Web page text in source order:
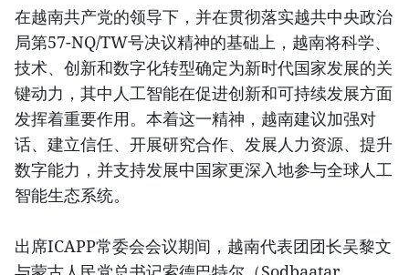
在越南共产党的领导下，并在贯彻落实越共中央政治
局第57-NQ/TW号决议精神的基础上，越南将科学、
技术、创新和数字化转型确定为新时代国家发展的关
键动力，其中人工智能在促进创新和可持续发展方面
发挥着重要作用。本着这一精神，越南建议加强对
话、建立信任、开展研究合作、发展人力资源、提升
数字能力，并支持发展中国家更深入地参与全球人工
智能生态系统。
出席ICAPP常委会会议期间，越南代表团团长吴黎文